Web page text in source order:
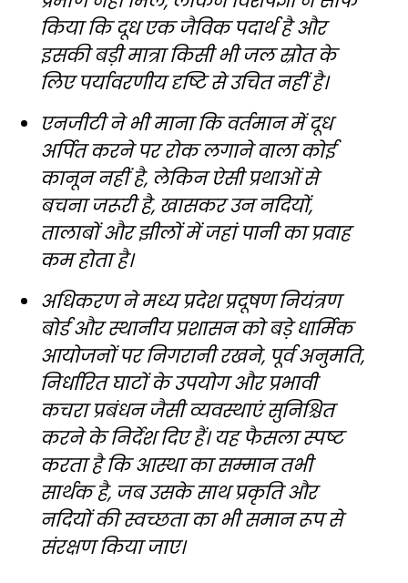
किया कि दूध एक जैविक पदार्थ है और
इसकी बड़ी मात्रा किसी भी जल स्रोत के
लिए पर्यावरणीय दृष्टि से उचित नहीं है।
एनजीटी ने भी माना कि वर्तमान में दूध
अर्पित करने पर रोक लगाने वाला कोई
कानून नहीं है, लेकिन ऐसी प्रथाओं से
बचना जरूरी है, खासकर उन नदियों,
तालाबों और झीलों में जहां पानी का प्रवाह
कम होता है।
अधिकरण ने मध्य प्रदेश प्रदूषण नियंत्रण
बोर्ड और स्थानीय प्रशासन को बड़े धार्मिक
आयोजनों पर निगरानी रखने, पूर्व अनुमति,
निर्धारित घाटों के उपयोग और प्रभावी
कचरा प्रबंधन जैसी व्यवस्थाएं सुनिश्चित
करने के निर्देश दिए हैं। यह फैसला स्पष्ट
करता है कि आस्था का सम्मान तभी
सार्थक है, जब उसके साथ प्रकृति और
नदियों की स्वच्छता का भी समान रूप से
संरक्षण किया जाए।